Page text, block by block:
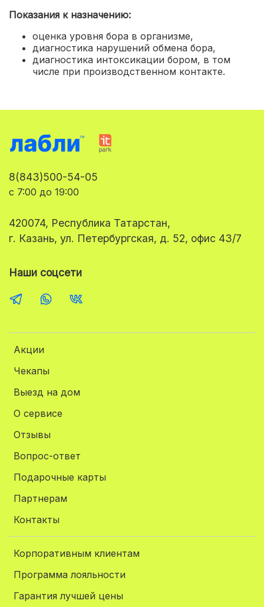
Показания к назначению:
оценка уровня бора в организме,
диагностика нарушений обмена бора,
диагностика интоксикации бором, в том
числе при производственном контакте.
Акции
Чекапы
Выезд на дом
О сервисе
Отзывы
Вопрос-ответ
Подарочные карты
Партнерам
Контакты
Корпоративным клиентам
Программа лояльности
Гарантия лучшей цены
8(843)500-54-05
с 7:00 до 19:00
420074, Республика Татарстан,
г. Казань, ул. Петербургская, д. 52, офис 43/7
Наши соцсети